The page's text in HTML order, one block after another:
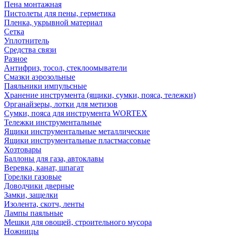
Пена монтажная
Пистолеты для пены, герметика
Пленка, укрывной материал
Сетка
Уплотнитель
Средства связи
Разное
Антифриз, тосол, стеклоомыватели
Смазки аэрозольные
Паяльники импульсные
Хранение инструмента (ящики, сумки, пояса, тележки)
Органайзеры, лотки для метизов
Сумки, пояса для инструмента WORTEX
Тележки инструментальные
Ящики инструментальные металлические
Ящики инструментальные пластмассовые
Хозтовары
Баллоны для газа, автоклавы
Веревка, канат, шпагат
Горелки газовые
Доводчики дверные
Замки, защелки
Изолента, скотч, ленты
Лампы паяльные
Мешки для овощей, строительного мусора
Ножницы